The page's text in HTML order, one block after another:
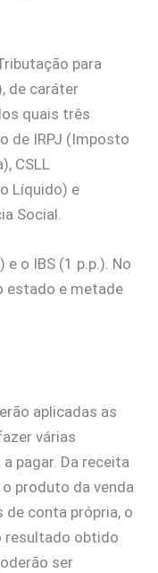
para
de caráter
quais três
de IRPJ (Imposto
CSLL
Líquido) e
Social.
o IBS (1 p.p.). No
estado e metade
aplicadas as
várias
pagar. Da receita
produto da venda
de conta própria, o
resultado obtido
ser